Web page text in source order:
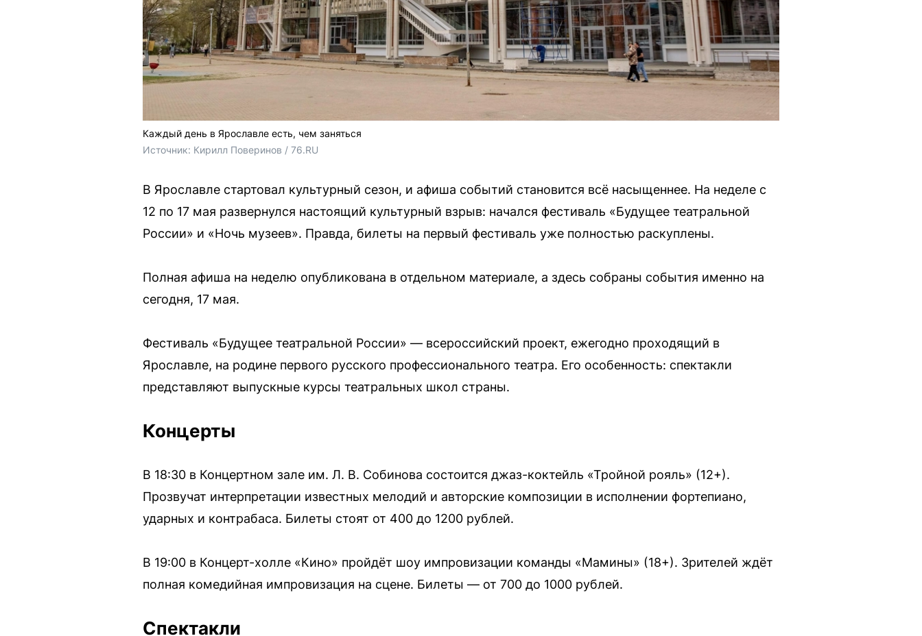
Каждый день в Ярославле есть, чем заняться
Источник: Кирилл Поверинов / 76.RU
В Ярославле стартовал культурный сезон, и афиша событий становится всё насыщеннее. На неделе с
12 по 17 мая развернулся настоящий культурный взрыв: начался фестиваль «Будущее театральной
России» и «Ночь музеев». Правда, билеты на первый фестиваль уже полностью раскуплены.
Полная афиша на неделю опубликована в отдельном материале, а здесь собраны события именно на
сегодня, 17 мая.
Фестиваль «Будущее театральной России» — всероссийский проект, ежегодно проходящий в
Ярославле, на родине первого русского профессионального театра. Его особенность: спектакли
представляют выпускные курсы театральных школ страны.
Концерты
В 18:30 в Концертном зале им. Л. В. Собинова состоится джаз-коктейль «Тройной рояль» (12+).
Прозвучат интерпретации известных мелодий и авторские композиции в исполнении фортепиано,
ударных и контрабаса. Билеты стоят от 400 до 1200 рублей.
В 19:00 в Концерт-холле «Кино» пройдёт шоу импровизации команды «Мамины» (18+). Зрителей ждёт
полная комедийная импровизация на сцене. Билеты — от 700 до 1000 рублей.
Спектакли